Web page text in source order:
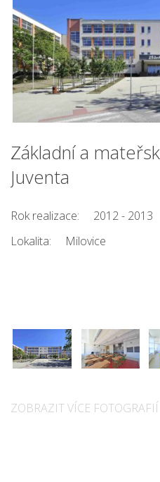
Základní a
Juventa
Rok realizace:
2012 - 2013
Lokalita:
Milovice
ZOBRAZIT VÍCE FOTOGRAFIÍ